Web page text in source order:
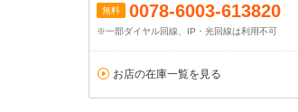
無料 0078-6003-613820
※一部ダイヤル回線、IP・光回線は利用不可
お店の在庫一覧を見る